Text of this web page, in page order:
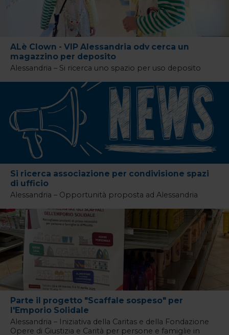
ALè Clown - VIP Alessandria odv cerca un
magazzino per deposito
Alessandria – Si ricerca uno spazio per uso deposito
Si ricerca associazione per condivisione spazi
di ufficio
Alessandria – Opportunità proposta ad Alessandria
Parte il progetto "Scaffale sospeso" per
l'Emporio Solidale
Alessandria – Iniziativa della Caritas e della Fondazione
Opere di Giustizia e Carità per persone e famiglie in